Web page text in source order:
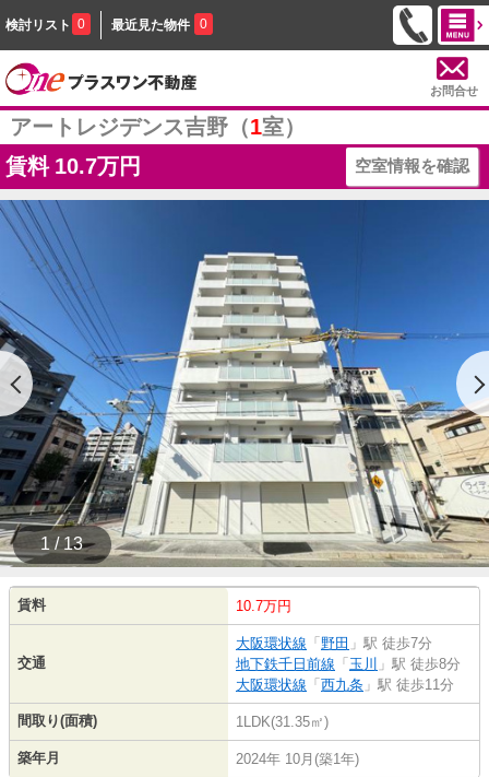
検討リスト 0 最近見た物件 0
お問合せ
アートレジデンス吉野（1室）
賃料 10.7万円 空室情報を確認
1 / 13
賃料 10.7万円
交通
大阪環状線 「 野田 」駅 徒歩7分
地下鉄千日前線 「 玉川 」駅 徒歩8分
大阪環状線 「 西九条 」駅 徒歩11分
間取り(面積) 1LDK(31.35㎡)
築年月 2024年 10月(築1年)